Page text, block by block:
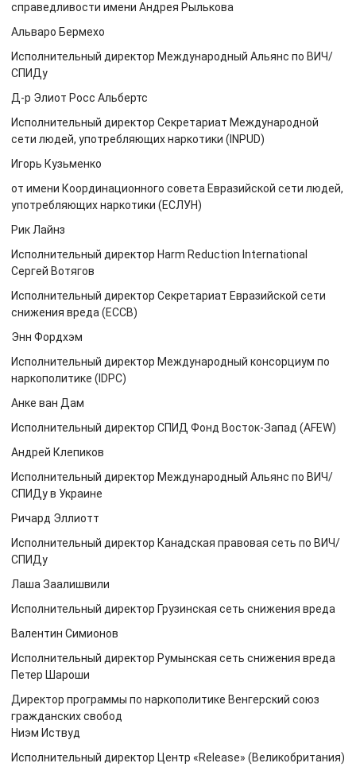
справедливости имени Андрея Рылькова
Альваро Бермехо
Исполнительный директор Международный Альянс по ВИЧ/
СПИДу
Д-р Элиот Росс Альбертс
Исполнительный директор Секретариат Международной
сети людей, употребляющих наркотики (INPUD)
Игорь Кузьменко
от имени Координационного совета Евразийской сети людей,
употребляющих наркотики (ЕСЛУН)
Рик Лайнз
Исполнительный директор Harm Reduction International
Сергей Вотягов
Исполнительный директор Секретариат Евразийской сети
снижения вреда (ЕССВ)
Энн Фордхэм
Исполнительный директор Международный консорциум по
наркополитике (IDPC)
Анке ван Дам
Исполнительный директор СПИД Фонд Восток-Запад (AFEW)
Андрей Клепиков
Исполнительный директор Международный Альянс по ВИЧ/
СПИДу в Украине
Ричард Эллиотт
Исполнительный директор Канадская правовая сеть по ВИЧ/
СПИДу
Лаша Заалишвили
Исполнительный директор Грузинская сеть снижения вреда
Валентин Симионов
Исполнительный директор Румынская сеть снижения вреда
Петер Шароши
Директор программы по наркополитике Венгерский союз
гражданских свобод
Ниэм Иствуд
Исполнительный директор Центр «Release» (Великобритания)